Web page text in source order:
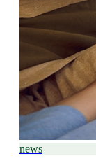
news